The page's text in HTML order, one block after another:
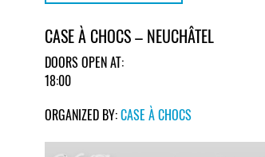
CASE À CHOCS – NEUCHÂTEL
DOORS OPEN AT:
18:00
ORGANIZED BY:CASE À CHOCS